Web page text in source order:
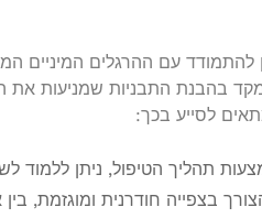
עם ההרגלים המיניים
בהבנת התבניות שמניעות את
לסייע בכך:
תהליך הטיפול, ניתן ללמוד
בצפייה חודרנית ומוגזמת,